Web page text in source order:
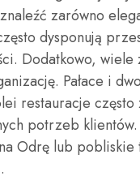
zarówno
dysponują
Dodatkowo, wiele
Pałace i
restauracje
potrzeb
Odrę lub